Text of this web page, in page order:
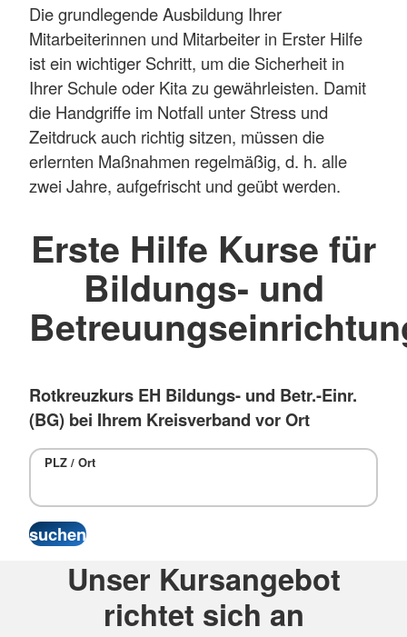
Die grundlegende Ausbildung Ihrer
Mitarbeiterinnen und Mitarbeiter in Erster Hilfe
ist ein wichtiger Schritt, um die Sicherheit in
Ihrer Schule oder Kita zu gewährleisten. Damit
die Handgriffe im Notfall unter Stress und
Zeitdruck auch richtig sitzen, müssen die
erlernten Maßnahmen regelmäßig, d. h. alle
zwei Jahre, aufgefrischt und geübt werden.
Erste Hilfe Kurse für
Bildungs- und
Rotkreuzkurs EH Bildungs- und Betr.-Einr.
(BG) bei Ihrem Kreisverband vor Ort
PLZ / Ort
Unser Kursangebot
richtet sich an